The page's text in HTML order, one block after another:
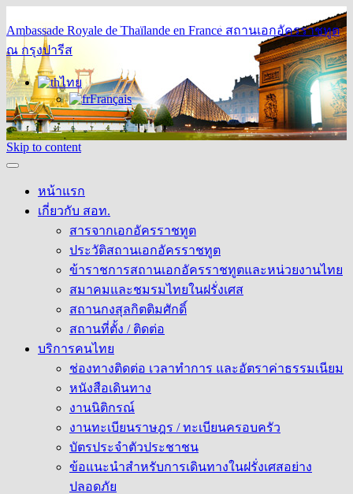
Ambassade Royale de Thaïlande en France สถานเอกอัครราชทูต
ณ กรุงปารีส
ไทย
Français
Skip to content
หน้าแรก
เกี่ยวกับ สอท.
สารจากเอกอัครราชทูต
ประวัติสถานเอกอัครราชทูต
ข้าราชการสถานเอกอัครราชทูตและหน่วยงานไทย
สมาคมและชมรมไทยในฝรั่งเศส
สถานกงสุลกิตติมศักดิ์
สถานที่ตั้ง / ติดต่อ
บริการคนไทย
ช่องทางติดต่อ เวลาทำการ และอัตราค่าธรรมเนียม
หนังสือเดินทาง
งานนิติกรณ์
งานทะเบียนราษฎร / ทะเบียนครอบครัว
บัตรประจำตัวประชาชน
ข้อแนะนำสำหรับการเดินทางในฝรั่งเศสอย่าง
ปลอดภัย